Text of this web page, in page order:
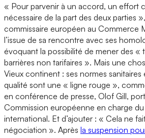
« Pour parvenir à un accord, un effort
nécessaire de la part des deux parties
commissaire européen au Commerce
l’issue de sa rencontre avec ses
évoquant la possibilité de mener des «
barrières non tarifaires ». Mais une
Vieux continent : ses normes sanitaires
qualité sont une « ligne rouge »,
en conférence de presse, Olof Gill,
Commission européenne en charge
international. Et d’ajouter : « Cela ne
négociation ». Après la suspension